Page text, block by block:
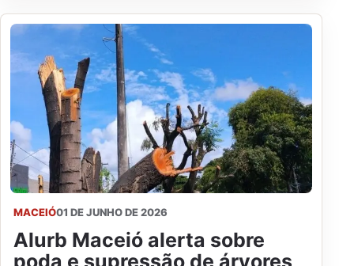
MACEIÓ01 DE JUNHO DE 2026
Alurb Maceió alerta sobre
poda e supressão de árvores